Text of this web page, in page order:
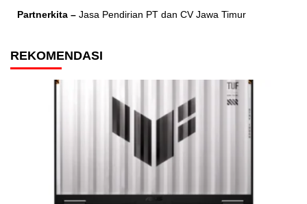
Partnerkita – Jasa Pendirian PT dan CV Jawa Timur
REKOMENDASI